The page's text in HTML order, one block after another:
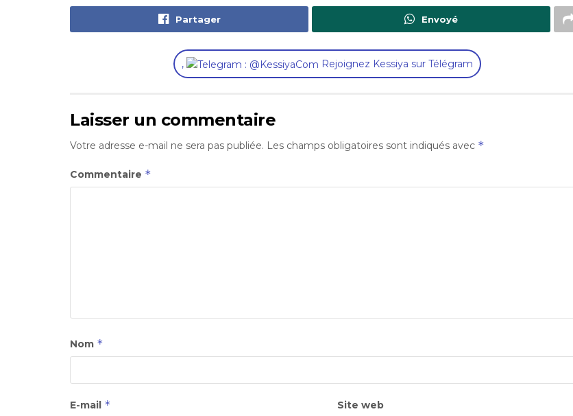
Partager Envoyé
, Rejoignez Kessiya sur Télégram
Laisser un commentaire
Votre adresse e-mail ne sera pas publiée. Les champs obligatoires sont indiqués avec *
Commentaire *
Nom *
E-mail * Site web